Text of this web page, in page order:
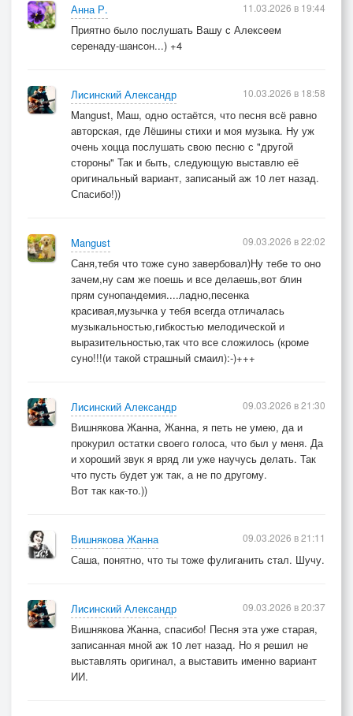
Анна Р.
Приятно было послушать Вашу с Алексеем
серенаду-шансон...) +4
11.03.2026 в 19:44
Лисинский Александр
Mangust, Маш, одно остаётся, что песня всё равно
авторская, где Лёшины стихи и моя музыка. Ну уж
очень хоцца послушать свою песню с "другой
стороны" Так и быть, следующую выставлю её
оригинальный вариант, записаный аж 10 лет назад.
Спасибо!))
10.03.2026 в 18:58
Mangust
Саня,тебя что тоже суно завербовал)Ну тебе то оно
зачем,ну сам же поешь и все делаешь,вот блин
прям сунопандемия....ладно,песенка
красивая,музычка у тебя всегда отличалась
музыкальностью,гибкостью мелодической и
выразительностью,так что все сложилось (кроме
суно!!!(и такой страшный смаил):-)+++
09.03.2026 в 22:02
Лисинский Александр
Вишнякова Жанна, Жанна, я петь не умею, да и
прокурил остатки своего голоса, что был у меня. Да
и хороший звук я вряд ли уже научусь делать. Так
что пусть будет уж так, а не по другому.
Вот так как-то.))
09.03.2026 в 21:30
Вишнякова Жанна
Саша, понятно, что ты тоже фулиганить стал. Шучу.
09.03.2026 в 21:11
Лисинский Александр
Вишнякова Жанна, спасибо! Песня эта уже старая,
записанная мной аж 10 лет назад. Но я решил не
выставлять оригинал, а выставить именно вариант
ИИ.
09.03.2026 в 20:37